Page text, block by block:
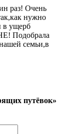
раз! Очень
нужно
в ущерб
Подобрала
семьи,в
путёвок»